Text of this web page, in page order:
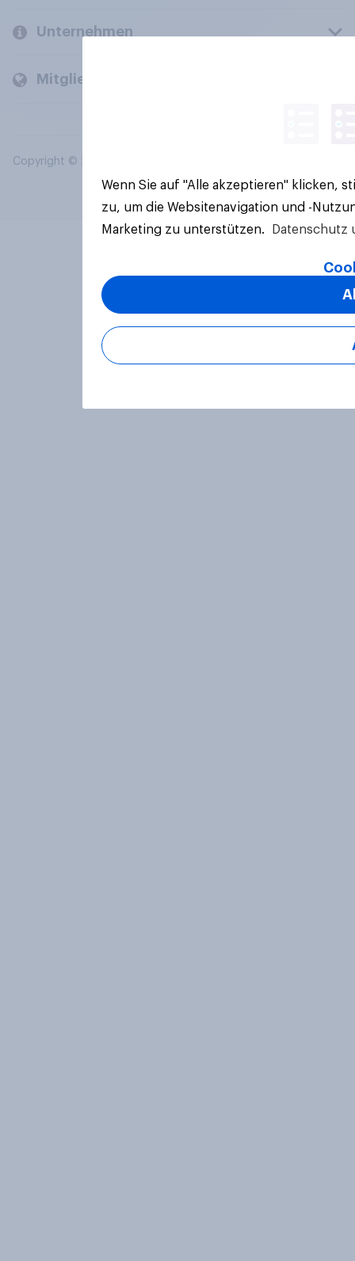
Unternehmen
Mitglieder und Kunden
Copyright © 2026 YouGov PLC. Alle Rechte vorbehalten.
Wenn Sie auf "Alle akzeptieren" klicken,
zu, um die Websitenavigation und -
Marketing zu unterstützen.
Datenschutz